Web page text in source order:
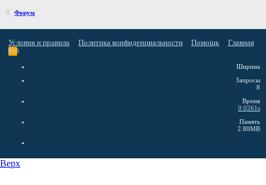
Форум
Условия и правила Политика конфиденциальности Помощь Главная
RSS
Ширина
Запросы
8
Время
0.0261s
Память
2.80MB
Верх